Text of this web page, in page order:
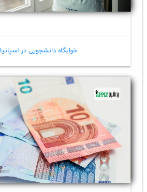
خوابگاه دانشجویی در اسپانیا